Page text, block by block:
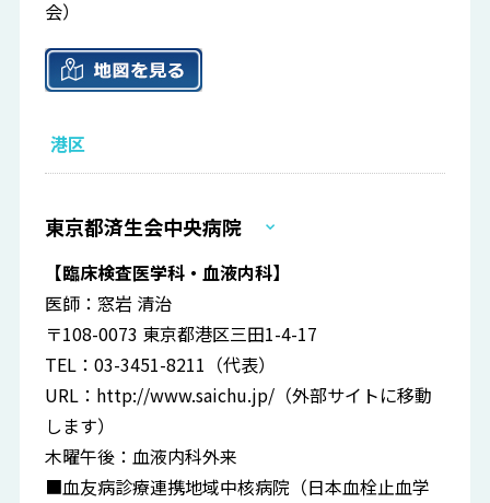
会）
港区
東京都済生会中央病院
【臨床検査医学科・血液内科】
医師：窓岩 清治
〒108-0073 東京都港区三田1-4-17
TEL：03-3451-8211（代表）
URL： http://www.saichu.jp/ （外部サイトに移動
します）
木曜午後：血液内科外来
■血友病診療連携地域中核病院（日本血栓止血学